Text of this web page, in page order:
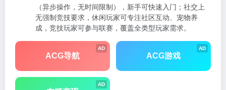
（异步操作，无时间限制），新手可快速入门；社交上
无强制竞技要求，休闲玩家可专注社区互动、宠物养
成，竞技玩家可参与联赛，覆盖全类型玩家需求。
AD
ACG导航
AD
ACG游戏
AD